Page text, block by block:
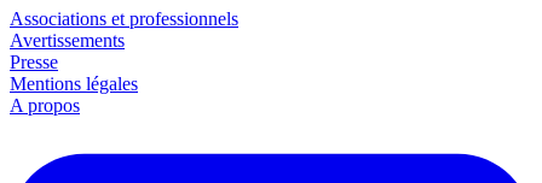
Associations et professionnels
Avertissements
Presse
Mentions légales
A propos